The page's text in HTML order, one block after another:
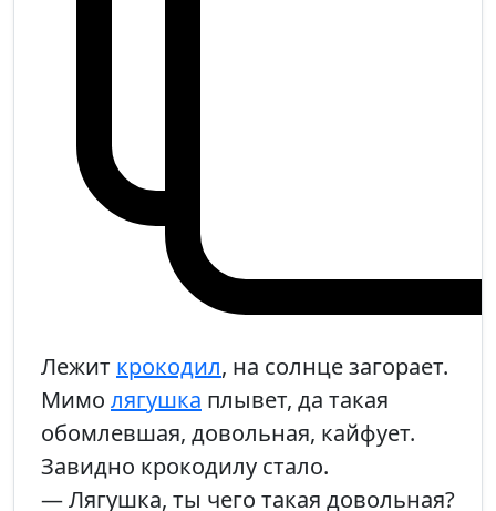
Лежит крокодил, на солнце загорает.
Мимо лягушка плывет, да такая
обомлевшая, довольная, кайфует.
Завидно крокодилу стало.
— Лягушка, ты чего такая довольная?